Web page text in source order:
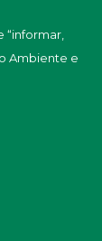
“informar,
Ambiente e